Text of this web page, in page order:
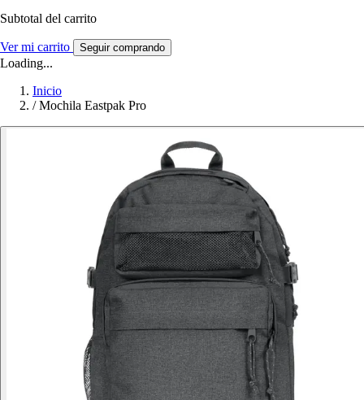
Subtotal del carrito
Ver mi carrito Seguir comprando
Loading...
Inicio
/ Mochila Eastpak Pro